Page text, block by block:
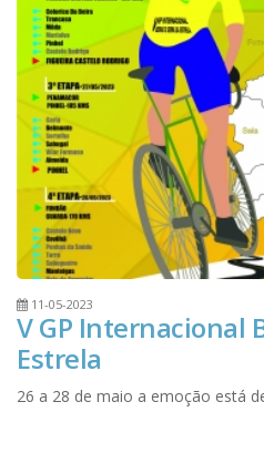
11-05-2023
V GP Internacional
Estrela
26 a 28 de maio a emoção está